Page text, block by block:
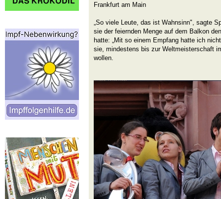
Frankfurt am Main
„So viele Leute, das ist Wahnsinn", sagte
sie der feiernden Menge auf dem Balkon
hatte: „Mit so einem Empfang hatte ich
sie, mindestens bis zur Weltmeisterschaft
wollen.